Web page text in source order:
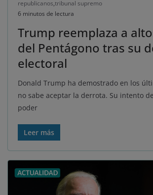
republicanos,tribunal supremo
6 minutos de lectura
Trump reemplaza a
del Pentágono tras su
electoral
Donald Trump ha demostrado en los
no sabe aceptar la derrota. Su intento
poder
Leer más